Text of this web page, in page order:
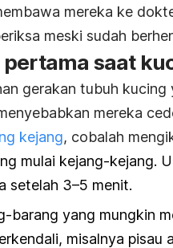
mereka ke
meski sudah
pertama saat
gerakan tubuh
mereka
kejang, cobalah
mulai kejang-kejang.
setelah 3–5 menit.
barang yang mungkin
misalnya pisau